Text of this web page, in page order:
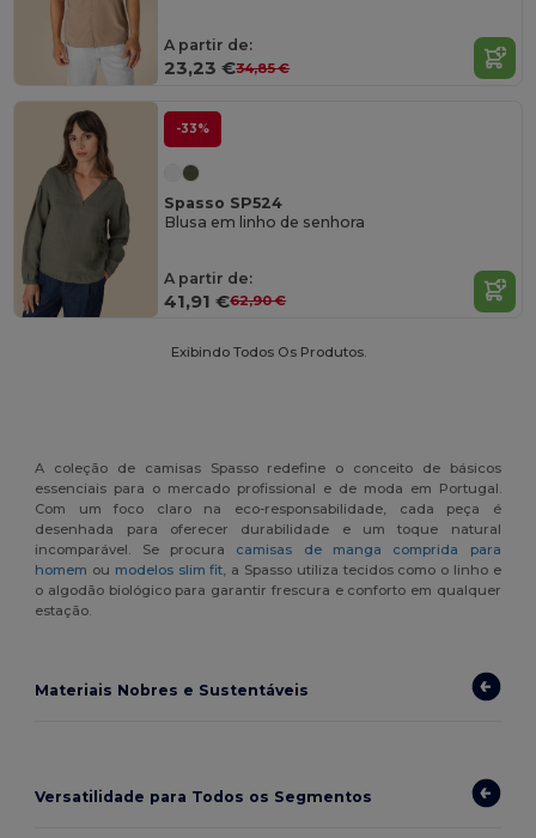
A partir de:
23,23 €34,85 €
-33%
Spasso SP524
Blusa em linho de senhora
A partir de:
41,91 €62,90 €
Exibindo Todos Os Produtos.
A coleção de camisas Spasso redefine o conceito de básicos
essenciais para o mercado profissional e de moda em Portugal.
Com um foco claro na eco-responsabilidade, cada peça é
desenhada para oferecer durabilidade e um toque natural
incomparável. Se procura camisas de manga comprida para
homem ou modelos slim fit, a Spasso utiliza tecidos como o linho e
o algodão biológico para garantir frescura e conforto em qualquer
estação.
Materiais Nobres e Sustentáveis
Versatilidade para Todos os Segmentos